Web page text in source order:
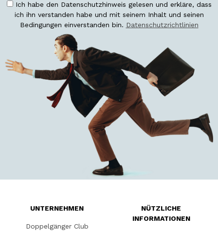
Ich habe den Datenschutzhinweis gelesen und erkläre, dass
ich ihn verstanden habe und mit seinem Inhalt und seinen
Bedingungen einverstanden bin. Datenschutzrichtlinien
UNTERNEHMEN
Doppelgänger Club
NÜTZLICHE
INFORMATIONEN